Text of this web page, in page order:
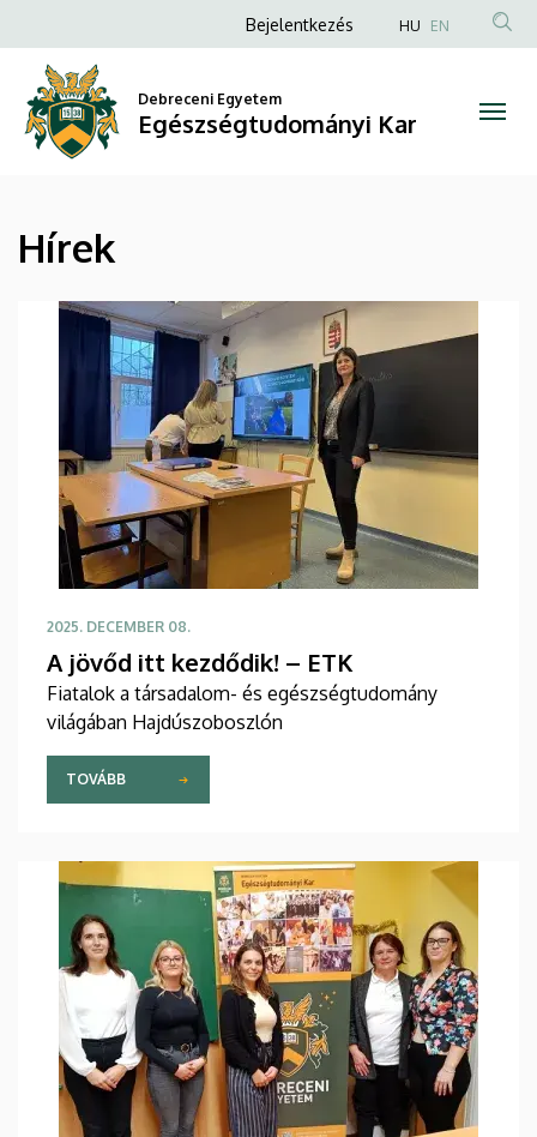
Egészségtudományi
a
tartalomra
Anonim
fiók
menüje
Bejelentkezés HU EN
Debreceni Egyetem
Egészségtudományi Kar
Hírek
2025. DECEMBER 08.
A jövőd itt kezdődik! – ETK
Fiatalok a társadalom- és egészségtudomány
világában Hajdúszoboszlón
TOVÁBB